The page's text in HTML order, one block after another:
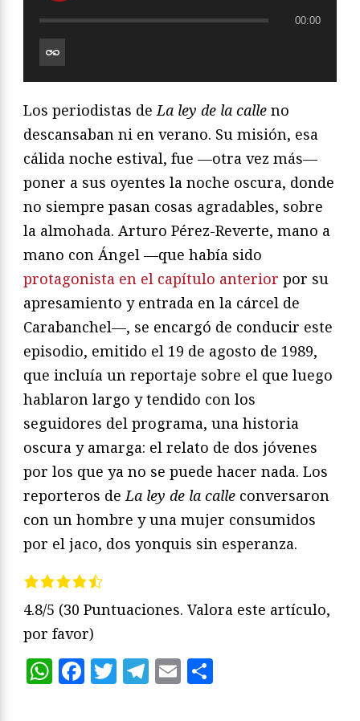
00:00
Los periodistas de La ley de la calle no
descansaban ni en verano. Su misión, esa
cálida noche estival, fue —otra vez más—
poner a sus oyentes la noche oscura, donde
no siempre pasan cosas agradables, sobre
la almohada. Arturo Pérez-Reverte, mano a
mano con Ángel —que había sido
protagonista en el capítulo anterior por su
apresamiento y entrada en la cárcel de
Carabanchel—, se encargó de conducir este
episodio, emitido el 19 de agosto de 1989,
que incluía un reportaje sobre el que luego
hablaron largo y tendido con los
seguidores del programa, una historia
oscura y amarga: el relato de dos jóvenes
por los que ya no se puede hacer nada. Los
reporteros de La ley de la calle conversaron
con un hombre y una mujer consumidos
por el jaco, dos yonquis sin esperanza.
4.8/5 (30 Puntuaciones. Valora este artículo,
por favor)
WhatsApp
Facebook
Twitter
Telegram
Email